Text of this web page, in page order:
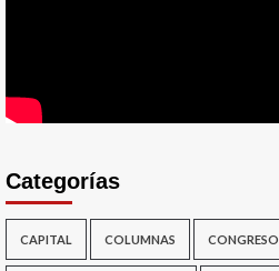
Categorías
CAPITAL COLUMNAS CONGRESO